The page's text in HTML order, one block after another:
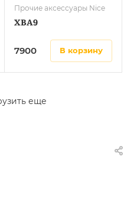
Прочие аксессуары Nice
XBA9
7900 в корзину
еще